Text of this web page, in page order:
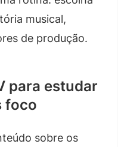
musical,
de produção.
para estudar
foco
sobre os